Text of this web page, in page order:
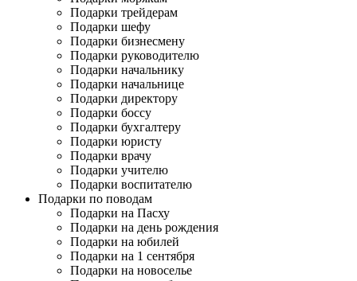
Подарки трейдерам
Подарки шефу
Подарки бизнесмену
Подарки руководителю
Подарки начальнику
Подарки начальнице
Подарки директору
Подарки боссу
Подарки бухгалтеру
Подарки юристу
Подарки врачу
Подарки учителю
Подарки воспитателю
Подарки по поводам
Подарки на Пасху
Подарки на день рождения
Подарки на юбилей
Подарки на 1 сентября
Подарки на новоселье